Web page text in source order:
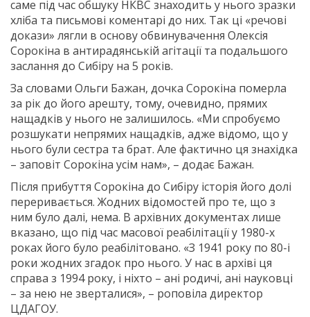
саме під час обшуку НКВС знаходить у нього зразки
хліба та письмові коментарі до них. Так ці «речові
докази» лягли в основу обвинувачення Олексія
Сорокіна в антирадянській агітації та подальшого
заслання до Сибіру на 5 років.
За словами Ольги Бажан, дочка Сорокіна померла
за рік до його арешту, тому, очевидно, прямих
нащадків у нього не залишилось. «Ми спробуємо
розшукати непрямих нащадків, адже відомо, що у
нього були сестра та брат. Але фактично ця знахідка
– заповіт Сорокіна усім нам», – додає Бажан.
Після прибуття Сорокіна до Сибіру історія його долі
переривається. Жодних відомостей про те, що з
ним було далі, нема. В архівних документах лише
вказано, що під час масової реабілітації у 1980-х
роках його було реабілітовано. «З 1941 року по 80-і
роки жодних згадок про нього. У нас в архіві ця
справа з 1994 року, і ніхто – ані родичі, ані науковці
– за нею не зверталися», – роповіла директор
ЦДАГОУ.